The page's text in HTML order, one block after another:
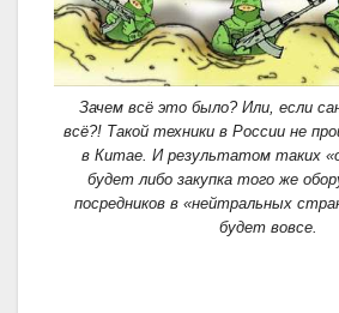
Зачем всё это было? Или, если
всё?! Такой техники в России не
в Китае. И результатом таких
будет либо закупка того же
посредников в «нейтральных
будет вовсе.